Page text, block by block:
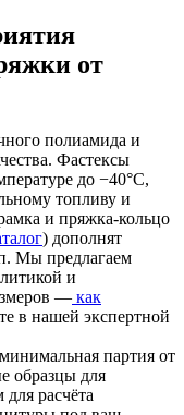
от
полиамида и
Фастексы
до −40°C,
топливу и
и пряжка-кольцо
) дополнят
Мы предлагаем
и
— как
в нашей экспертной
партия от
образцы для
расчёта